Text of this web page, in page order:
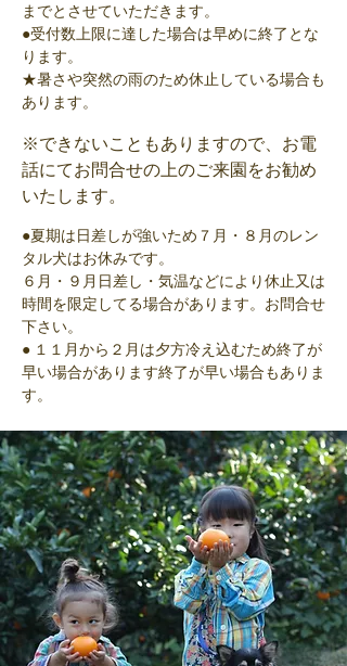
までとさせていただきます。
●受付数上限に達した場合は早めに終了とな
ります。
★暑さや突然の雨のため休止している場合も
あります。
※できないこともありますので、お電
話にてお問合せの上のご来園をお勧め
いたします。
●夏期は日差しが強いため７月・８月のレン
タル犬はお休みです。
６月・９月日差し・気温などにより休止又は
時間を限定してる場合があります。お問合せ
下さい。
● １１月から２月は夕方冷え込むため終了が
早い場合があります終了が早い場合もありま
す。